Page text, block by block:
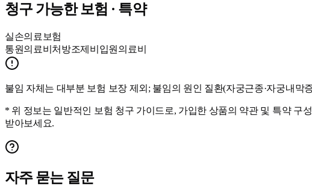
청구 가능한 보험 · 특약
실손의료보험
통원의료비 처방조제비 입원의료비
불임 자체는 대부분 보험 보장 제외; 불임의 원인 질환(자궁근종·자궁내막
* 위 정보는 일반적인 보험 청구 가이드로, 가입한 상품의 약관 및 특약 구
받아보세요.
자주 묻는 질문